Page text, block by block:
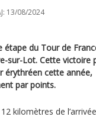
13/08/2024
étape du Tour de
sur-Lot. Cette victoire
érythréen cette année,
par points.
kilomètres de